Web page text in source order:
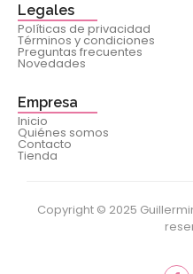
Legales
Políticas de privacidad
Términos y condiciones
Preguntas frecuentes
Novedades
Empresa
Inicio
Quiénes somos
Contacto
Tienda
Copyright © 2025